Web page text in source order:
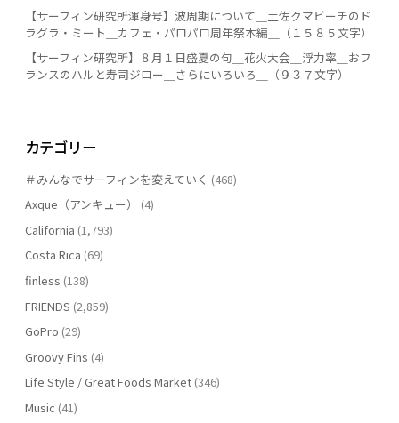
【サーフィン研究所渾身号】波周期について＿土佐クマビーチのド
ラグラ・ミート＿カフェ・パロパロ周年祭本編＿（１５８５文字）
【サーフィン研究所】８月１日盛夏の句＿花火大会＿浮力率＿おフ
ランスのハルと寿司ジロー＿さらにいろいろ＿（９３７文字）
カテゴリー
＃みんなでサーフィンを変えていく (468)
Axque（アンキュー）
(4)
California (1,793)
Costa Rica (69)
finless (138)
FRIENDS (2,859)
GoPro (29)
Groovy Fins (4)
Life Style / Great Foods Market(346)
Music (41)